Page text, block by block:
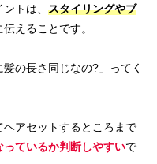
トは、 スタイリングやブ
伝えることです。
の長さ同じなの?」ってく
アセットするところまで
っているか判断しやすいで